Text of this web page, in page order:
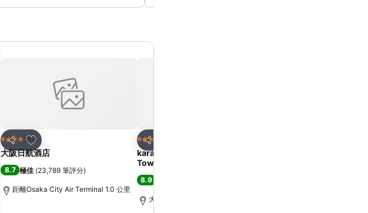
分享
放到收藏夾
4 星級 酒店
大阪日航酒店
8.7 極佳 (23,789 筆評分)
距離Osaka City Air Terminal 1.0 公里
分享
4 星級
karaksa hotel grande Shin-Osaka
Tower
8.9
大阪, 距離市中心 4.4 公里